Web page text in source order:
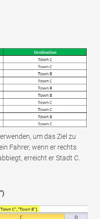
um das Ziel zu
Fahrer, wenn er rechts
erreicht er Stadt C.